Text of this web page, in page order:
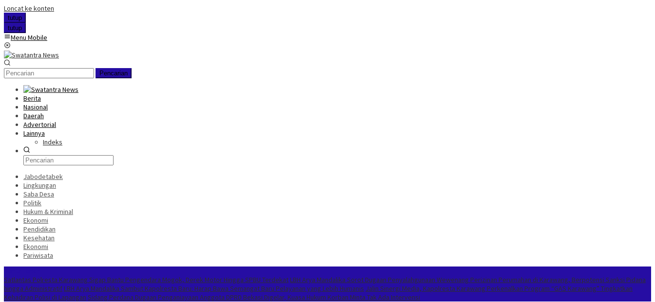
Loncat ke konten
tutup
tutup
Menu Mobile
Pencarian
Berita
Nasional
Daerah
Advertorial
Lainnya
Indeks
Jabodetabek
Lingkungan
Saba Desa
Politik
Hukum & Kriminal
Ekonomi
Pendidikan
Kesehatan
Ekonomi
Pariwisata
Satlantas Polresta Karawang Sigap Bantu Pengendara Mogok, Derek Motor Hingga SPBU Terdekat LBH Arya Mandalika Sorot Dugaan Penyalahgunaan Wewenang Perizinan Perumahan di Karawang, Berpotensi Sanksi Pidana
hingga Administratif LBH Arya Mandalika Sambut Kapolresta Baru: Harap Bawa Semangat Baru Pelayanan yang Lebih Humanis Jalin Sinergi Media, Kapolresta Karawang Perkenalkan Program “GAS Karawang” Tingkatkan
Kehadiran Polisi di Lapangan Sidang Perdana Dugaan Penganiayaan Anggota DPRD Bekasi Digelar, Kuasa Hukum Korban Minta Tak Ada Intervensi